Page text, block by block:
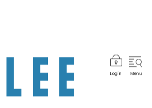
Login Menu